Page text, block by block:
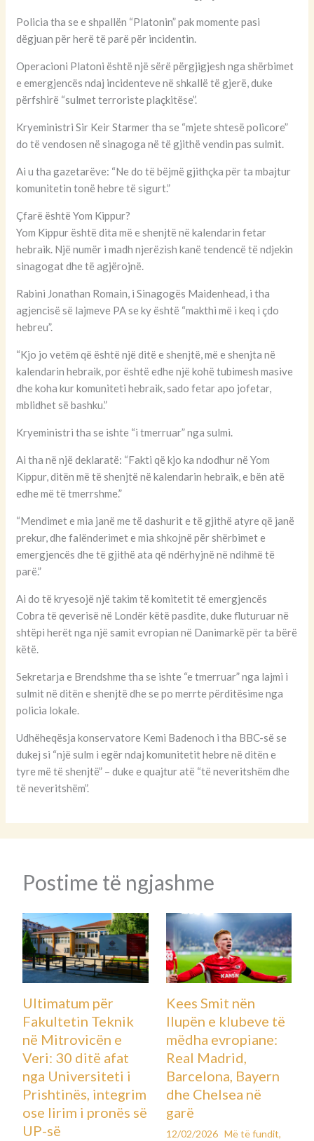
Policia tha se e shpallën “Platonin” pak momente pasi
dëgjuan për herë të parë për incidentin.
Operacioni Platoni është një sërë përgjigjesh nga shërbimet
e emergjencës ndaj incidenteve në shkallë të gjerë, duke
përfshirë “sulmet terroriste plaçkitëse”.
Kryeministri Sir Keir Starmer tha se “mjete shtesë policore”
do të vendosen në sinagoga në të gjithë vendin pas sulmit.
Ai u tha gazetarëve: “Ne do të bëjmë gjithçka për ta mbajtur
komunitetin tonë hebre të sigurt.”
Çfarë është Yom Kippur?
Yom Kippur është dita më e shenjtë në kalendarin fetar
hebraik. Një numër i madh njerëzish kanë tendencë të ndjekin
sinagogat dhe të agjërojnë.
Rabini Jonathan Romain, i Sinagogës Maidenhead, i tha
agjencisë së lajmeve PA se ky është “makthi më i keq i çdo
hebreu”.
“Kjo jo vetëm që është një ditë e shenjtë, më e shenjta në
kalendarin hebraik, por është edhe një kohë tubimesh masive
dhe koha kur komuniteti hebraik, sado fetar apo jofetar,
mblidhet së bashku.”
Kryeministri tha se ishte “i tmerruar” nga sulmi.
Ai tha në një deklaratë: “Fakti që kjo ka ndodhur në Yom
Kippur, ditën më të shenjtë në kalendarin hebraik, e bën atë
edhe më të tmerrshme.”
“Mendimet e mia janë me të dashurit e të gjithë atyre që janë
prekur, dhe falënderimet e mia shkojnë për shërbimet e
emergjencës dhe të gjithë ata që ndërhyjnë në ndihmë të
parë.”
Ai do të kryesojë një takim të komitetit të emergjencës
Cobra të qeverisë në Londër këtë pasdite, duke fluturuar në
shtëpi herët nga një samit evropian në Danimarkë për ta bërë
këtë.
Sekretarja e Brendshme tha se ishte “e tmerruar” nga lajmi i
sulmit në ditën e shenjtë dhe se po merrte përditësime nga
policia lokale.
Udhëheqësja konservatore Kemi Badenoch i tha BBC-së se
dukej si “një sulm i egër ndaj komunitetit hebre në ditën e
tyre më të shenjtë” – duke e quajtur atë “të neveritshëm dhe
të neveritshëm”.
Postime të ngjashme
Ultimatum për
Fakultetin Teknik
në Mitrovicën e
Veri: 30 ditë afat
nga Universiteti i
Prishtinës, integrim
ose lirim i pronës së
UP-së
Kees Smit nën
llupën e klubeve të
mëdha evropiane:
Real Madrid,
Barcelona, Bayern
dhe Chelsea në
garë
12/02/2026 Më të fundit,